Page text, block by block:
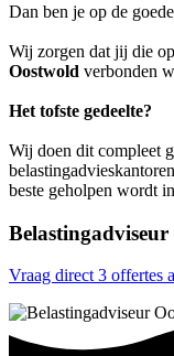
Dan ben je op de
Wij zorgen dat jij die
Oostwold verbonden
Het tofste gedeelte?
Wij doen dit compleet
beste geholpen wordt
Vraag direct 3 offertes